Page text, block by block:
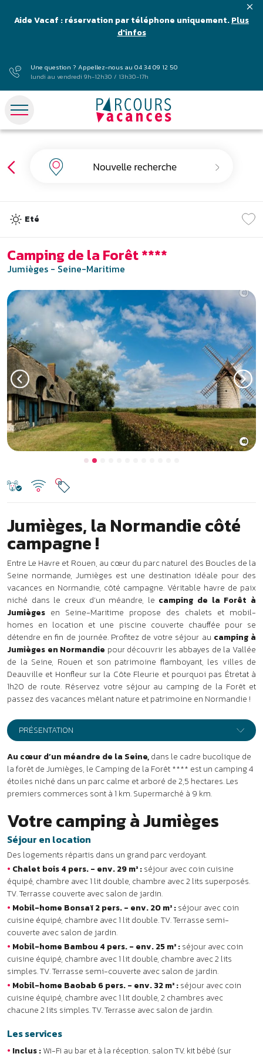
Aide Vacaf : réservation par téléphone uniquement.Plus
d'infos
Une question ? Appellez-nous au 04 34 09 12 50
lundi au vendredi 9h-12h30 / 13h30-17h
Eté
Camping de la Forêt ****
Jumièges - Seine-Maritime
©
Previous Next
Jumièges, la Normandie côté
campagne !
Entre Le Havre et Rouen, au cœur du parc naturel des Boucles de la
Seine normande, Jumièges est une destination idéale pour des
vacances en Normandie, côté campagne. Véritable havre de paix
niché dans le creux d’un méandre, lecamping de la Forêt à
en Seine-Maritime propose des chalets et mobil-
homes en location et une piscine couverte chauffée pour se
détendre en fin de journée. Profitez de votre séjour au
Deauville et Honfleur sur la Côte Fleurie et pourquoi pas Étretat à
1h20 de route. Réservez votre séjour au camping de la Forêt et
passez des vacances mêlant nature et patrimoine en Normandie !
PRÉSENTATION
Au cœur d’un méandre de la Seine,
dans le cadre bucolique de
la forêt de Jumièges, le Camping de la Forêt **** est un camping 4
étoiles niché dans un parc calme et arboré de 2,5 hectares. Les
premiers commerces sont à 1 km. Supermarché à 9 km.
Votre camping à Jumièges
Séjour en location
Des logements répartis dans un grand parc verdoyant.
•Chalet bois 4 pers. - env. 29 m² :séjour avec coin cuisine
équipé, chambre avec 1 lit double, chambre avec 2 lits superposés.
TV. Terrasse couverte avec salon de jardin.
•Mobil-home Bonsaï 2 pers. - env. 20 m² :séjour avec coin
cuisine équipé, chambre avec 1 lit double. TV. Terrasse semi-
couverte avec salon de jardin.
•Mobil-home Bambou 4 pers. - env. 25 m² :séjour avec coin
simples. TV. Terrasse semi-couverte avec salon de jardin.
•Mobil-home Baobab 6 pers. - env. 32 m² :
cuisine équipé, chambre avec 1 lit double, 2 chambres avec
chacune 2 lits simples. TV. Terrasse avec salon de jardin.
Les services
•
Inclus :Wi-Fi au bar et à la réception, salon TV, kit bébé (sur
réservation), espace barbecues, parking privé.
•En supplément :bar, location de vélos pour adultes, laverie. En
juillet et août : snack à emporter et dépôt de pain.
DÉTENTE & LOISIRS
À DÉCOUVRIR
INFOS PRATIQUES